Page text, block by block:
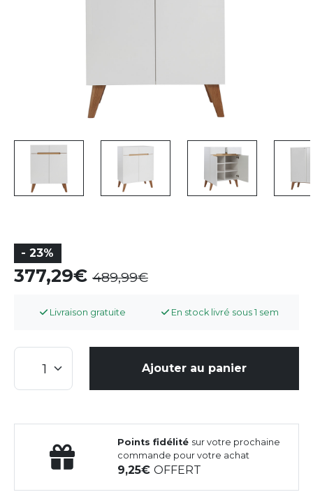
- 23%
377,29 489,99
Livraison gratuite En stock livré sous 1 sem
Ajouter au panier
Points fidélité sur votre prochaine
commande pour votre achat
9,25OFFERT